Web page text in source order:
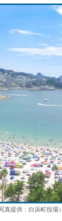
提供：白浜町役場）